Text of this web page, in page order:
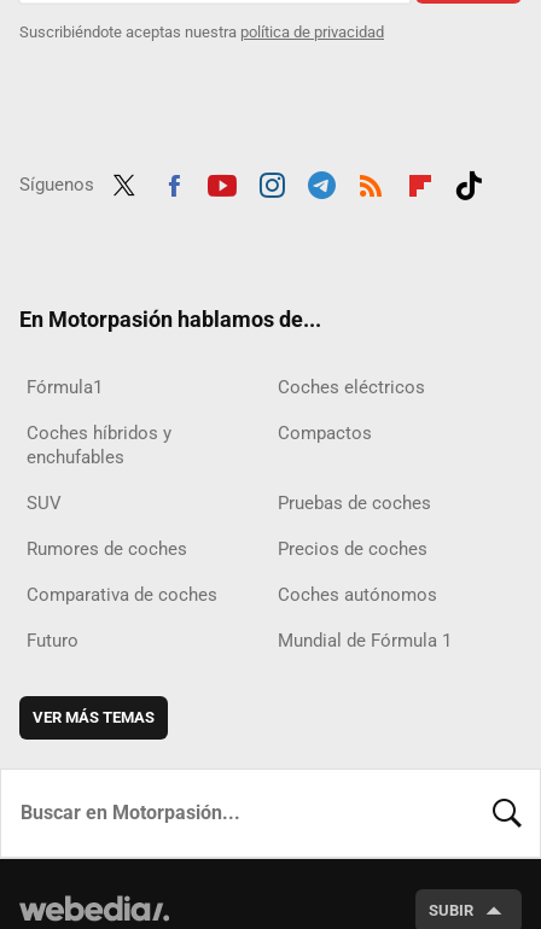
Suscribiéndote aceptas nuestra política de privacidad
Síguenos
En Motorpasión hablamos de...
Fórmula1 Coches eléctricos
Coches híbridos y
enchufables
Compactos
SUV Pruebas de coches
Rumores de coches Precios de coches
Comparativa de coches Coches autónomos
Futuro Mundial de Fórmula 1
VER MÁS TEMAS
SUBIR